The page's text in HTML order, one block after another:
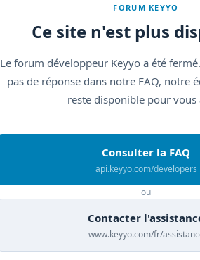
FORUM KEYYO
Ce site n'est plus
Le forum développeur Keyyo a été
pas de réponse dans notre FAQ, notre
reste disponible pour vous
Consulter la FAQ
api.keyyo.com/developers
ou
Contacter
www.keyyo.com/fr/